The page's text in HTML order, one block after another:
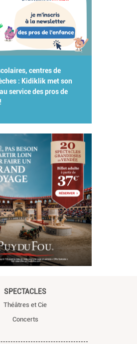
centres de
: Kidiklik met son
service des pros de
SPECTACLES
Théâtres et Cie
Concerts